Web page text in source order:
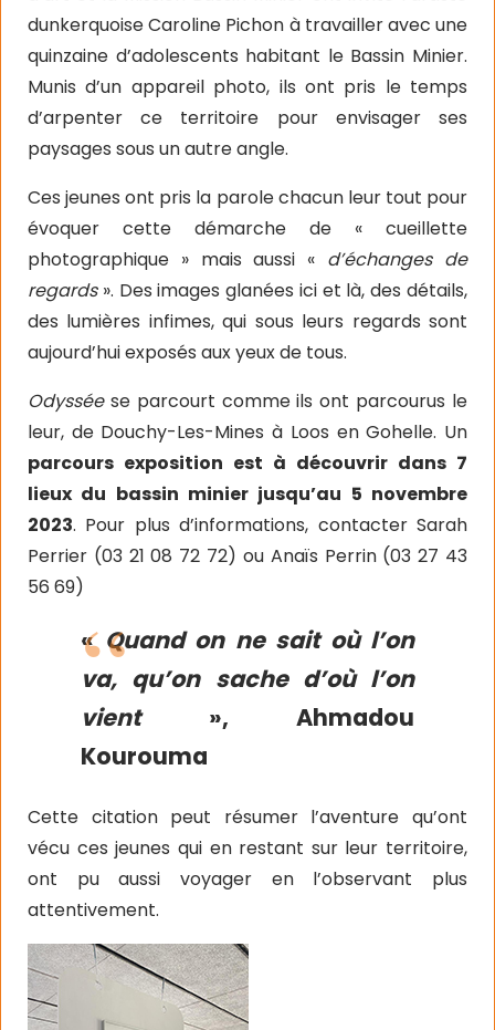
dunkerquoise Caroline Pichon à travailler avec une
quinzaine d’adolescents habitant le Bassin Minier.
Munis d’un appareil photo, ils ont pris le temps
d’arpenter ce territoire pour envisager ses
paysages sous un autre angle.
Ces jeunes ont pris la parole chacun leur tout pour
évoquer cette démarche de « cueillette
photographique » mais aussi « d’échanges de
regards». Des images glanées ici et là, des détails,
des lumières infimes, qui sous leurs regards sont
aujourd’hui exposés aux yeux de tous.
Odysséese parcourt comme ils ont parcourus le
leur, de Douchy-Les-Mines à Loos en Gohelle. Un
parcours exposition est à découvrir dans 7
lieux du bassin minier jusqu’au 5 novembre
2023. Pour plus d’informations, contacter Sarah
Perrier (03 21 08 72 72) ou Anaïs Perrin (03 27 43
56 69)
« Quand on ne sait où l’on
va, qu’on sache d’où l’on
vient», Ahmadou
Kourouma
Cette citation peut résumer l’aventure qu’ont
vécu ces jeunes qui en restant sur leur territoire,
ont pu aussi voyager en l’observant plus
attentivement.